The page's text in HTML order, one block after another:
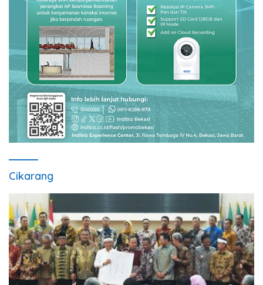
Cikarang